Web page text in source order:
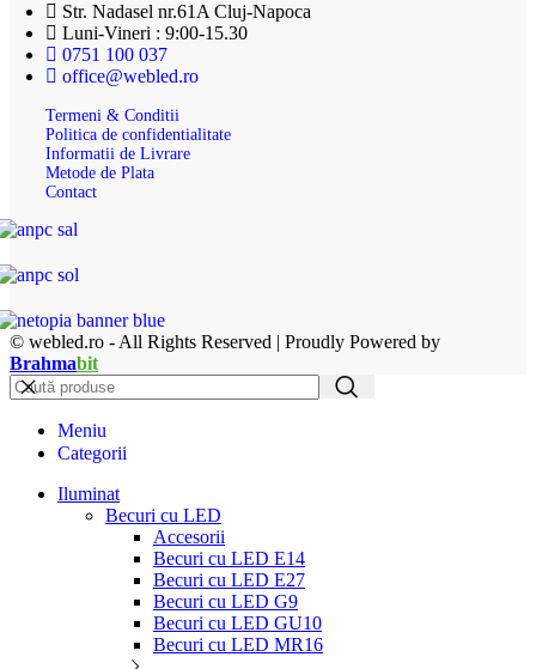
Str. Nadasel nr.61A Cluj-Napoca
Luni-Vineri : 9:00-15.30
0751 100 037
office@webled.ro
Termeni & Conditii
Politica de confidentialitate
Informatii de Livrare
Metode de Plata
Contact
© webled.ro - All Rights Reserved | Proudly Powered by
Brahmabit
Meniu
Categorii
Iluminat
Becuri cu LED
Accesorii
Becuri cu LED E14
Becuri cu LED E27
Becuri cu LED G9
Becuri cu LED GU10
Becuri cu LED MR16